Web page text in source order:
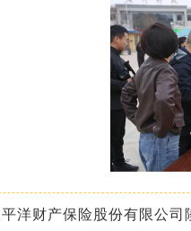
洋财产保险股份有限公司